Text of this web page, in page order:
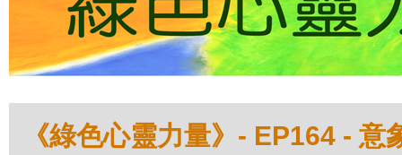
《綠色心靈力量》- EP164 - 意